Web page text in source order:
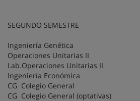
SEGUNDO SEMESTRE
Ingeniería Genética
Operaciones Unitarias II
Lab.Operaciones Unitarias II
Ingeniería Económica
CG Colegio General
CG Colegio General (optativas)